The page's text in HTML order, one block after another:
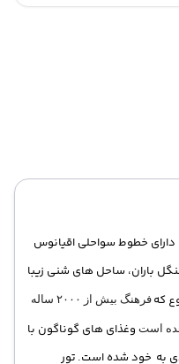
دارای خطوط سواحلی اقیانوس
باران، ساحل های شنی زیبا
که
فرهنگ بیش از ۲۰۰۰ ساله‌
است وغذای های گوناگون با
به خود شده است. تور